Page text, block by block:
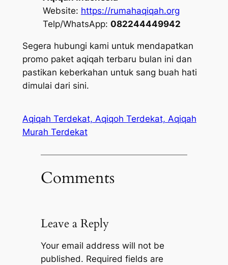
Website: https://rumahaqiqah.org
Telp/WhatsApp: 082244449942
Segera hubungi kami untuk mendapatkan
promo paket aqiqah terbaru bulan ini dan
pastikan keberkahan untuk sang buah hati
dimulai dari sini.
Aqiqah Terdekat, Aqiqoh Terdekat, Aqiqah
Murah Terdekat
Comments
Leave a Reply
Your email address will not be
published. Required fields are